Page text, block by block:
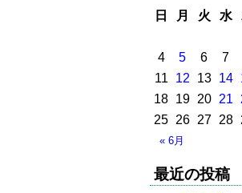
日 月 火 水
« 6月
4
5 6 7
11
12 13 14
18 19 20 21
25 26 27 28
最近の投稿